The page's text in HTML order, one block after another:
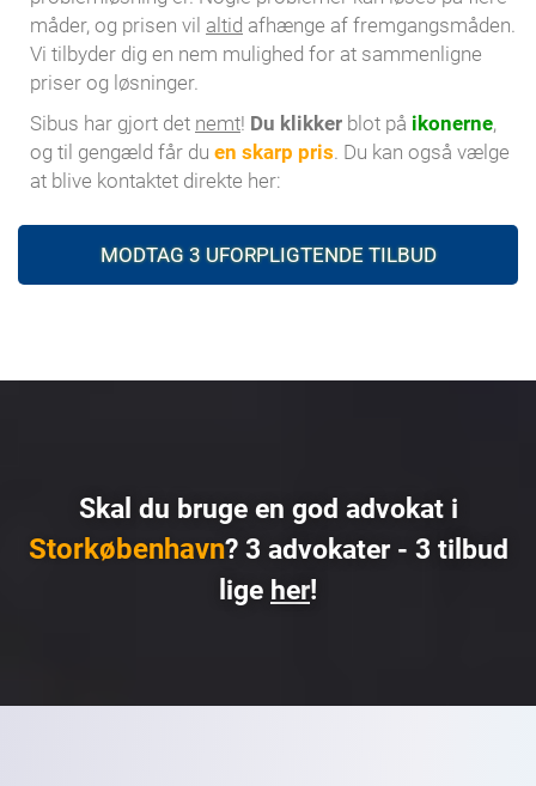
måder, og prisen vil altid afhænge af fremgangsmåden.
Vi tilbyder dig en nem mulighed for at sammenligne
priser og løsninger.
Sibus har gjort det nemt! Du klikker blot på ikonerne,
og til gengæld får du en skarp pris . Du kan også vælge
at blive kontaktet direkte her:
MODTAG 3 UFORPLIGTENDE TILBUD
Skal du bruge en god advokat i
Storkøbenhavn? 3 advokater - 3 tilbud
lige her!